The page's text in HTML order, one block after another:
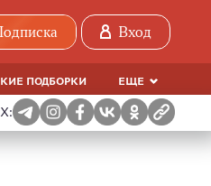
Вход
ПОДБОРКИ ЕЩЕ